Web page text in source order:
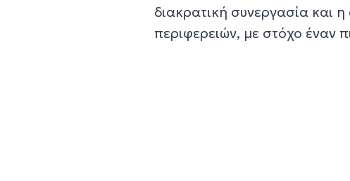
διακρατική συνεργασία και
περιφερειών, με στόχο έναν